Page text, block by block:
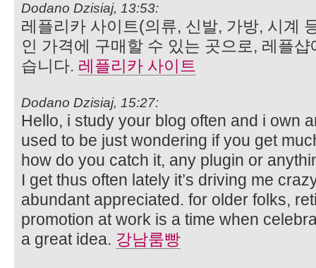
Dodano Dzisiaj, 13:53:
레플리카 사이트(의류, 신발, 가방, 시계
인 가격에 구매할 수 있는 곳으로, 레플
습니다. 레플리카 사이트
Dodano Dzisiaj, 15:27:
Hello, i study your blog often and i own
used to be just wondering if you get
how do you catch it, any plugin or
I get thus often lately it’s driving me
abundant appreciated. for older folks,
promotion at work is a time when
a great idea. 강남룸빵